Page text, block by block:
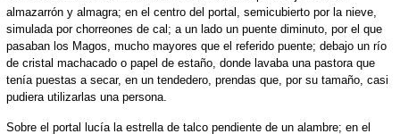
almazarrón y almagra; en el centro del portal, semicubierto por la nieve,
simulada por chorreones de cal; a un lado un puente diminuto, por el que
pasaban los Magos, mucho mayores que el referido puente; debajo un río
de cristal machacado o papel de estaño, donde lavaba una pastora que
tenía puestas a secar, en un tendedero, prendas que, por su tamaño, casi
pudiera utilizarlas una persona.
Sobre el portal lucía la estrella de talco pendiente de un alambre; en el